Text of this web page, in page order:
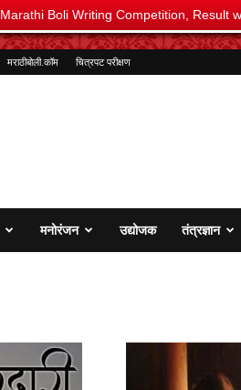
Marathi Boli Writing Competition, Result
मराठीबोली.कॉम चित्रपट परीक्षण
मनोरंजन उद्योजक तंत्रज्ञान